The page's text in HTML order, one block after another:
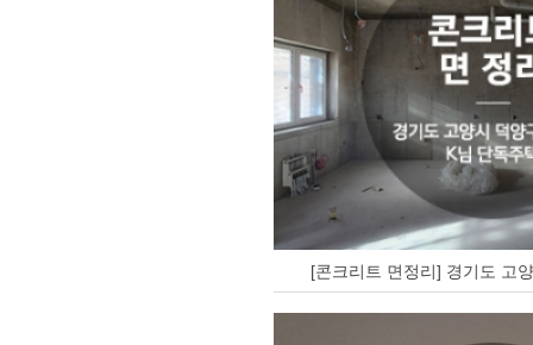
[콘크리트 면정리] 경기도 고